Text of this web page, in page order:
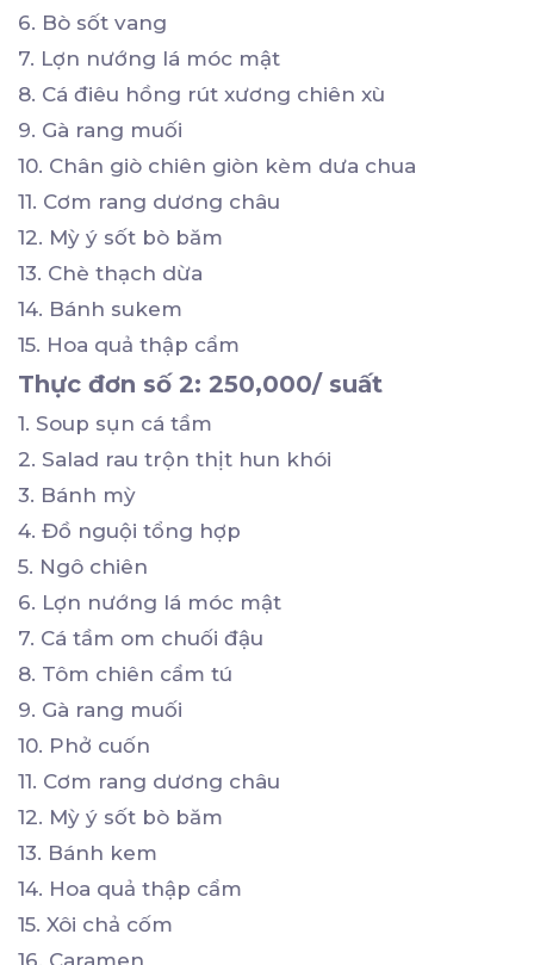
6. Bò sốt vang
7. Lợn nướng lá móc mật
8. Cá điêu hồng rút xương chiên xù
9. Gà rang muối
10. Chân giò chiên giòn kèm dưa chua
11. Cơm rang dương châu
12. Mỳ ý sốt bò băm
13. Chè thạch dừa
14. Bánh sukem
15. Hoa quả thập cẩm
Thực đơn số 2: 250,000/ suất
1. Soup sụn cá tầm
2. Salad rau trộn thịt hun khói
3. Bánh mỳ
4. Đồ nguội tổng hợp
5. Ngô chiên
6. Lợn nướng lá móc mật
7. Cá tầm om chuối đậu
8. Tôm chiên cẩm tú
9. Gà rang muối
10. Phở cuốn
11. Cơm rang dương châu
12. Mỳ ý sốt bò băm
13. Bánh kem
14. Hoa quả thập cẩm
15. Xôi chả cốm
16. Caramen